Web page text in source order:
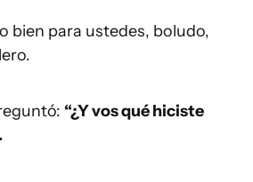
bien para ustedes, boludo,
“¿Y vos qué hiciste